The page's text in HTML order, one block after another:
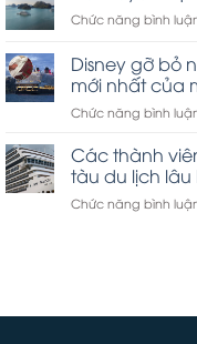
Chức năng bình
Disney gỡ bỏ
mới nhất của
Chức năng bình
Các thành
tàu du lịch
Chức năng bình